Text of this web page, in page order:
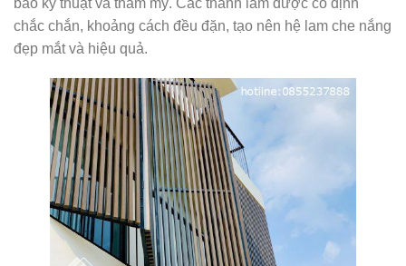
chắc chắn, khoảng cách đều đặn, tạo nên hệ lam che nắng
đẹp mắt và hiệu quả.